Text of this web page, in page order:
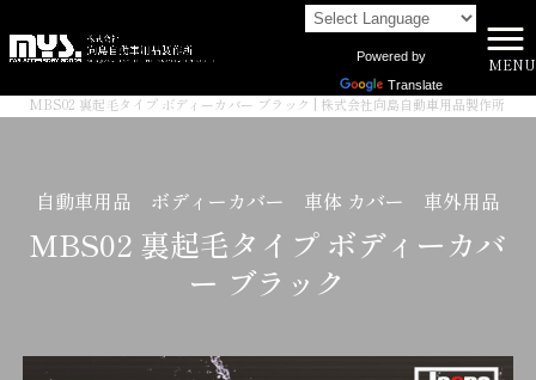
Powered by
Translate
MENU
商品一覧
>
MBS02 裏起毛タイプ ボディーカバー ブラック | 株式会社向島自動車用品製作所
自動車用品 ボディーカバー 車体 カバー 車外用品
MBS02 裏起毛タイプ ボディーカバ
ー ブラック